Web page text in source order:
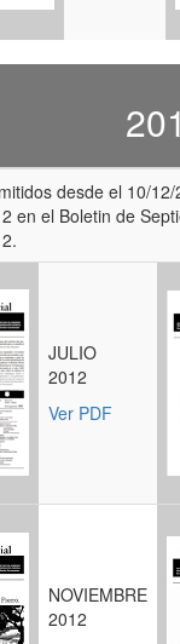
desde el 10/
en el Boletin de
JULIO
2012
Ver PDF
NOVIEMBRE
2012